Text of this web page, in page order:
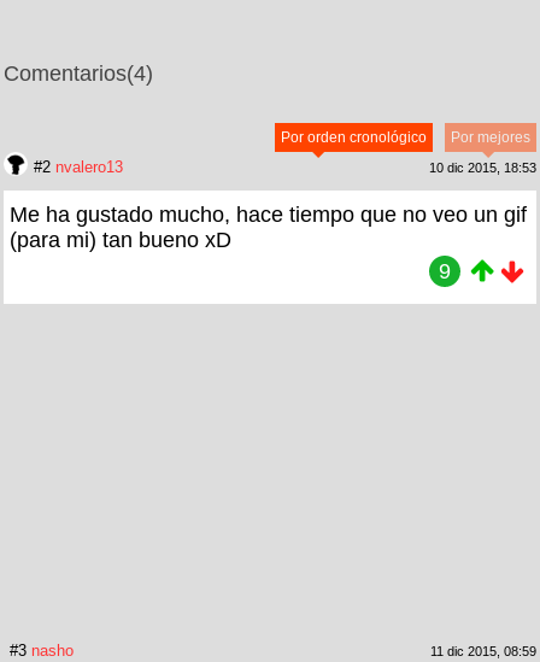
Comentarios(4)
Por mejores
Por orden cronológico
#2 nvalero13 10 dic 2015, 18:53
Me ha gustado mucho, hace tiempo que no veo un gif
(para mi) tan bueno xD
9
#3 nasho 11 dic 2015, 08:59